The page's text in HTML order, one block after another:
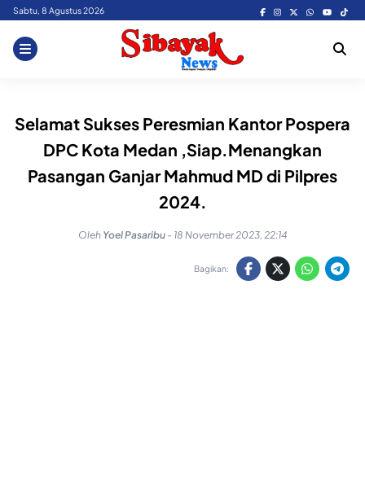
Skip
content
Sabtu, 8 Agustus 2026
Selamat Sukses Peresmian Kantor Pospera
DPC Kota Medan ,Siap.Menangkan
Pasangan Ganjar Mahmud MD di Pilpres
2024.
Oleh Yoel Pasaribu - 18 November 2023, 22:14
Bagikan: